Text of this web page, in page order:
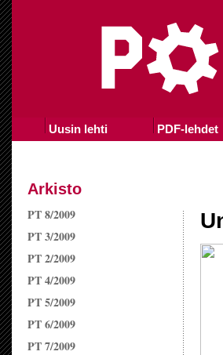
Uusin lehti PDF-lehdet
Arkisto
PT 8/2009
PT 3/2009
PT 2/2009
PT 4/2009
PT 5/2009
PT 6/2009
PT 7/2009